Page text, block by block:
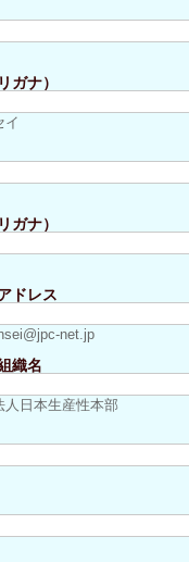
ガナ）
イ
ガナ）
ドレス
net.jp
織名
人日本生産性本部